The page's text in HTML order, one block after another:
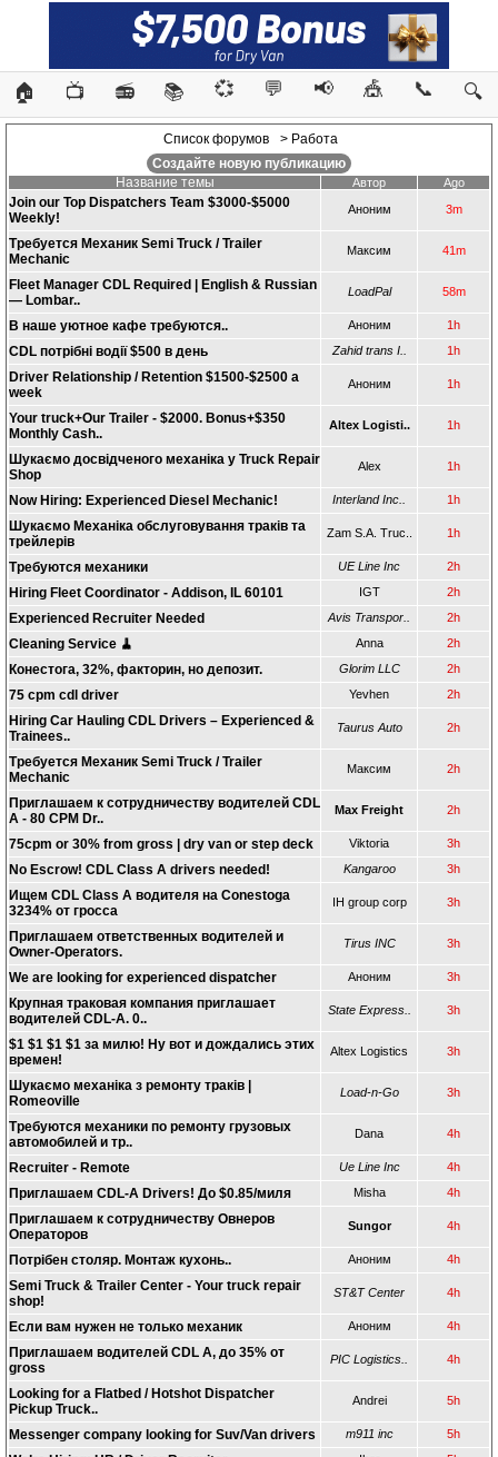
🏠 📺 📻 📚 💞 💬 📢 🎪 📞 🔍
Список форумов
> Работа
Создайте новую публикацию
Название темы
Автор Ago
Join our Top Dispatchers Team $3000-$5000
Weekly!
Аноним 3m
Требуется Механик Semi Truck / Trailer
Mechanic
Максим 41m
Fleet Manager CDL Required | English & Russian
— Lombar..
LoadPal 58m
В наше уютное кафе требуются.. Аноним 1h
CDL потрібні водії $500 в день Zahid trans I.. 1h
Driver Relationship / Retention $1500-$2500 a
week
Аноним 1h
Your truck+Our Trailer - $2000. Bonus+$350
Monthly Cash..
Altex Logisti.. 1h
Шукаємо досвідченого механіка у Truck Repair
Shop
Alex 1h
Now Hiring: Experienced Diesel Mechanic! Interland Inc.. 1h
Шукаємо Механіка обслуговування траків та
трейлерів
Zam S.A. Truc.. 1h
Требуются механики UE Line Inc 2h
Hiring Fleet Coordinator - Addison, IL 60101 IGT 2h
Experienced Recruiter Needed Avis Transpor.. 2h
Cleaning Service 🧹 Anna 2h
Конестога, 32%, факторин, но депозит. Glorim LLC 2h
75 cpm cdl driver Yevhen 2h
Hiring Car Hauling CDL Drivers – Experienced &
Trainees..
Taurus Auto 2h
Требуется Механик Semi Truck / Trailer
Mechanic
Максим 2h
Приглашаем к сотрудничеству водителей CDL
A - 80 CPM Dr..
Max Freight 2h
75cpm or 30% from gross | dry van or step deck Viktoria 3h
No Escrow! CDL Class A drivers needed! Kangaroo 3h
Ищем CDL Class A водителя на Conestoga
3234% от гросса
IH group corp 3h
Приглашаем ответственных водителей и
Owner-Operators.
Tirus INC 3h
We are looking for experienced dispatcher Аноним 3h
Крупная траковая компания приглашает
водителей CDL-A. 0..
State Express.. 3h
$1 $1 $1 $1 за милю! Ну вот и дождались этих
времен!
Altex Logistics 3h
Шукаємо механіка з ремонту траків |
Romeoville
Load-n-Go 3h
Требуются механики по ремонту грузовых
автомобилей и тр..
Dana 4h
Recruiter - Remote Ue Line Inc 4h
Приглашаем CDL-A Drivers! До $0.85/миля Misha 4h
Приглашаем к сотрудничеству Овнеров
Операторов
Sungor 4h
Потрібен столяр. Монтаж кухонь.. Аноним 4h
Semi Truck & Trailer Center - Your truck repair
shop!
ST&T Center 4h
Если вам нужен не только механик Аноним 4h
Приглашаем водителей CDL A, до 35% от
gross
PIC Logistics.. 4h
Looking for a Flatbed / Hotshot Dispatcher
Pickup Truck..
Andrei 5h
Messenger company looking for Suv/Van drivers m911 inc 5h